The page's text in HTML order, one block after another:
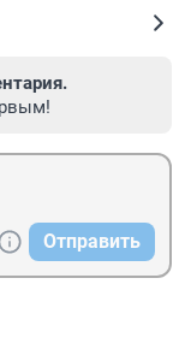
Отправить